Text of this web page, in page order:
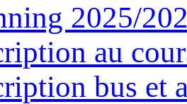
2025/
au
bus et